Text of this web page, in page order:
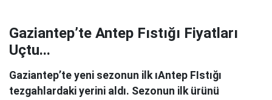
Gaziantep’te Antep Fıstığı Fiyatları
Uçtu...
Gaziantep’te yeni sezonun ilk ıAntep FIstığı
tezgahlardaki yerini aldı. Sezonun ilk ürünü